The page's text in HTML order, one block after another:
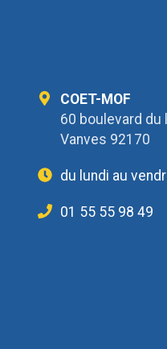
COET-MOF
60 boulevard du
Vanves 92170
du lundi au
01 55 55 98 49